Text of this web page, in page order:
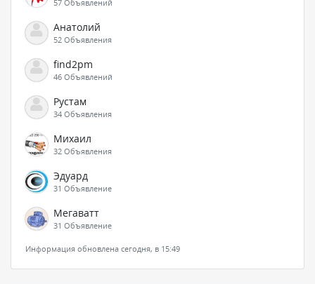
57 Объявлений
Анатолий
52 Объявления
find2pm
46 Объявлений
Рустам
34 Объявления
Михаил
32 Объявления
Эдуард
31 Объявление
Мегаватт
31 Объявление
Информация обновлена сегодня, в 15:49